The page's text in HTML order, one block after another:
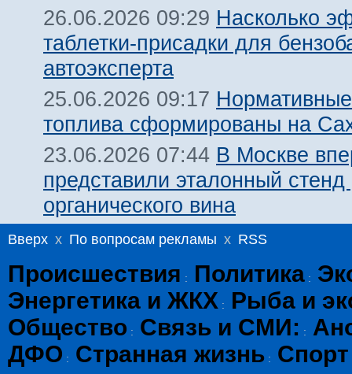
26.06.2026 09:29 Насколько
таблетки-присадки для
автоэксперта
25.06.2026 09:17
топлива сформированы на
23.06.2026 07:44 В Москве
представили эталонный стенд
органического вина
Вверх x По вопросам рекламы x RSS
Происшествия : Политика :
Энергетика и ЖКХ :
Рыба и
Общество : Связь и СМИ: :
ДФО : Странная жизнь : Спорт